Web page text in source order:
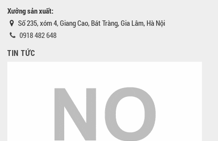
Xưởng sản xuất:
Số 235, xóm 4, Giang Cao, Bát Tràng, Gia Lâm, Hà Nội
0918 482 648
TIN TỨC